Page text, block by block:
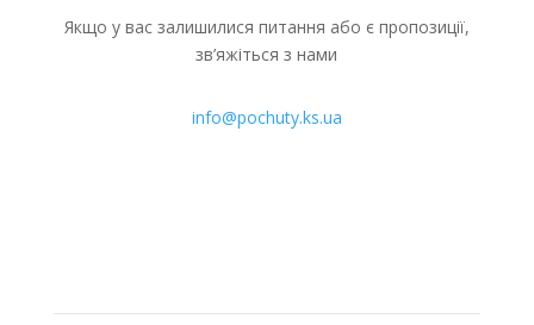
Якщо у вас залишилися питання або є пропозиції,
зв’яжіться з нами
info@pochuty.ks.ua